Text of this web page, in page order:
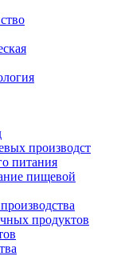
производст
питания
пищевой
продуктов